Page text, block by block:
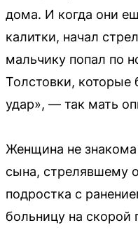
дома. И когда они
калитки, начал
мальчику попал по
Толстовки, которые
удар», — так мать
Женщина не
сына, стрелявшему
подростка с
больницу на